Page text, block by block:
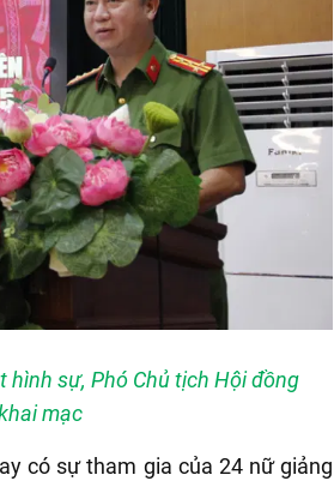
hình sự, Phó Chủ tịch Hội đồng
mạc
có sự tham gia của 24 nữ giảng